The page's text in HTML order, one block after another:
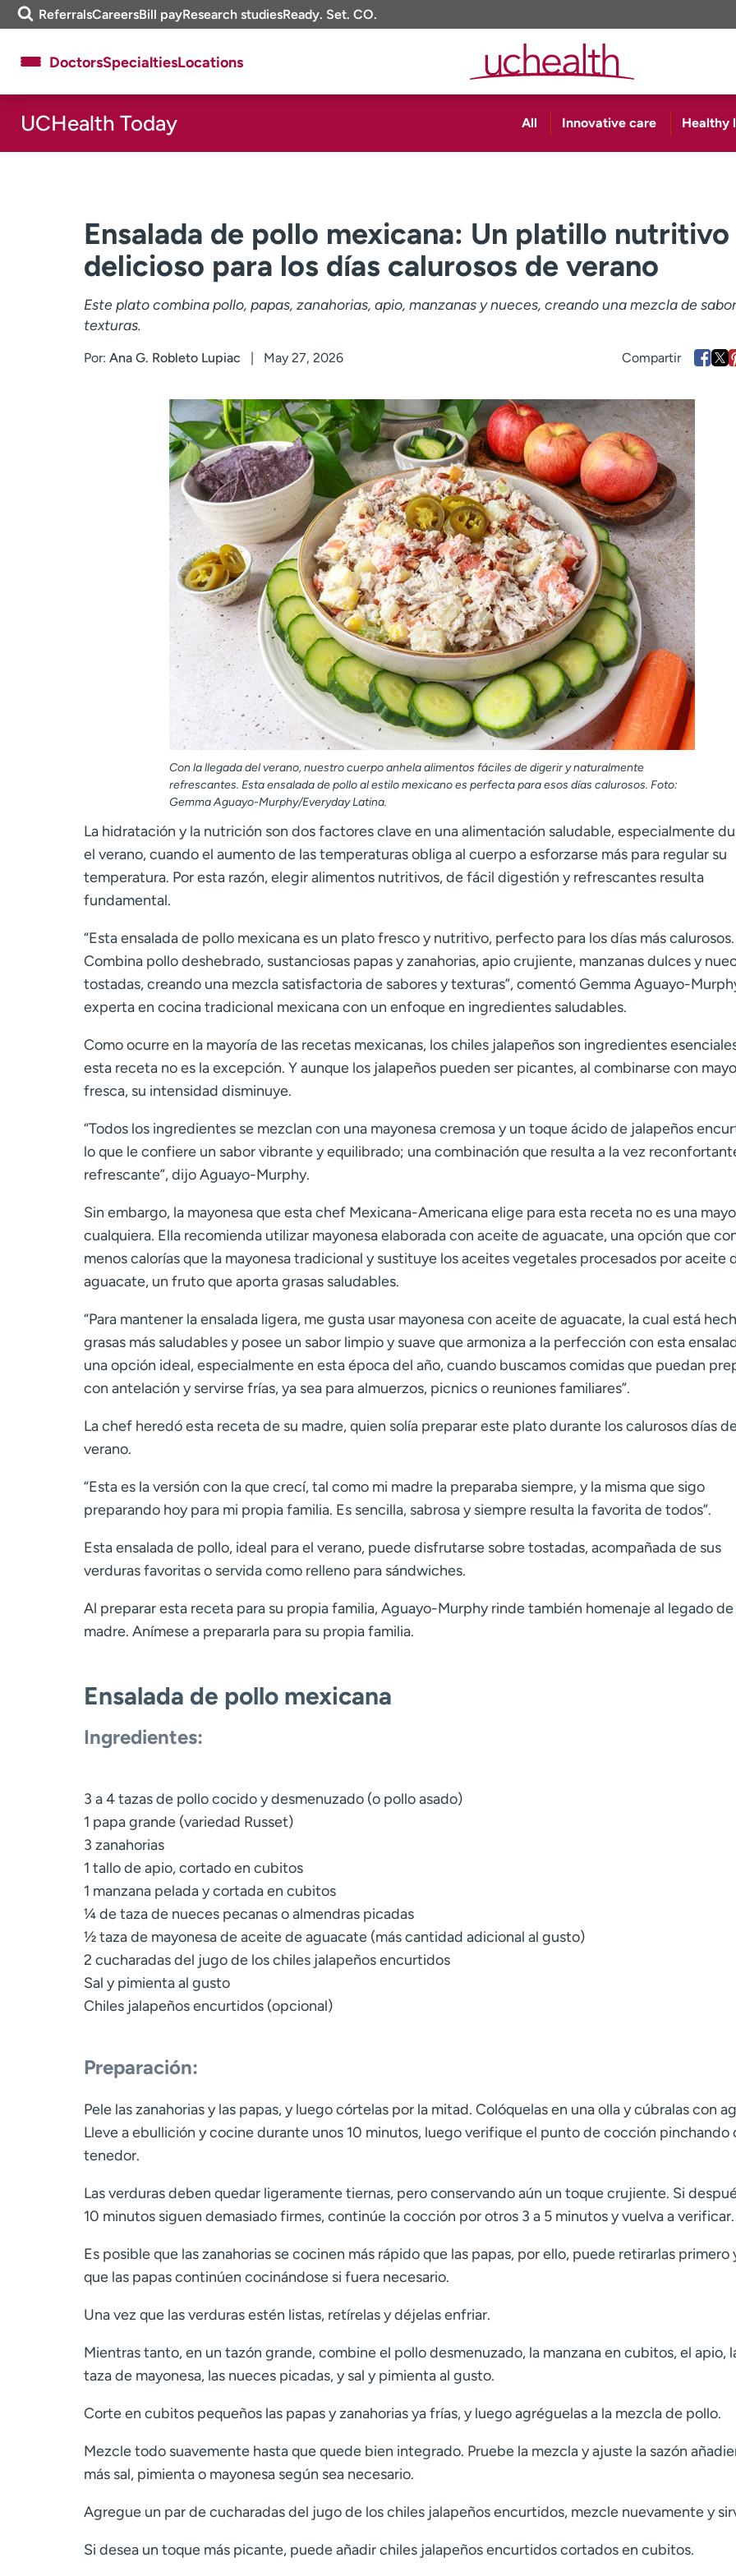
Skip
to
m
e
i
ReferralsCareersBill payResearch studiesReady. Set. CO.
About UCHealth
Ready. Set. CO.
Clinical trials
News & stories
DoctorsSpecialtiesLocations
UCHealth Today All Innovative care Healthy
Ensalada de pollo mexicana: Un platillo
delicioso para los días calurosos de verano
Este plato combina pollo, papas, zanahorias, apio, manzanas y nueces, creando una mezcla de
texturas.
Por: Ana G. Robleto Lupiac May 27, 2026
Con la llegada del verano, nuestro cuerpo anhela alimentos fáciles de digerir y naturalmente
refrescantes. Esta ensalada de pollo al estilo mexicano es perfecta para esos días calurosos. Foto:
Gemma Aguayo-Murphy/Everyday Latina.
La hidratación y la nutrición son dos factores clave en una alimentación saludable, especialmente
el verano, cuando el aumento de las temperaturas obliga al cuerpo a esforzarse más para regular su
temperatura. Por esta razón, elegir alimentos nutritivos, de fácil digestión y refrescantes resulta
fundamental.
“Esta ensalada de pollo mexicana es un plato fresco y nutritivo, perfecto para los días más calurosos.
Combina pollo deshebrado, sustanciosas papas y zanahorias, apio crujiente, manzanas dulces y
tostadas, creando una mezcla satisfactoria de sabores y texturas”, comentó Gemma Aguayo-
experta en cocina tradicional mexicana con un enfoque en ingredientes saludables.
Como ocurre en la mayoría de las recetas mexicanas, los chiles jalapeños son ingredientes
esta receta no es la excepción. Y aunque los jalapeños pueden ser picantes, al combinarse con
fresca, su intensidad disminuye.
“Todos los ingredientes se mezclan con una mayonesa cremosa y un toque ácido de jalapeños
lo que le confiere un sabor vibrante y equilibrado; una combinación que resulta a la vez
refrescante”, dijo Aguayo-Murphy.
Sin embargo, la mayonesa que esta chef Mexicana-Americana elige para esta receta no es una
cualquiera. Ella recomienda utilizar mayonesa elaborada con aceite de aguacate, una opción que
menos calorías que la mayonesa tradicional y sustituye los aceites vegetales procesados por aceite
aguacate, un fruto que aporta grasas saludables.
“Para mantener la ensalada ligera, me gusta usar mayonesa con aceite de aguacate, la cual está
grasas más saludables y posee un sabor limpio y suave que armoniza a la perfección con esta
una opción ideal, especialmente en esta época del año, cuando buscamos comidas que puedan
con antelación y servirse frías, ya sea para almuerzos, picnics o reuniones familiares”.
La chef heredó esta receta de su madre, quien solía preparar este plato durante los calurosos días
verano.
“Esta es la versión con la que crecí, tal como mi madre la preparaba siempre, y la misma que sigo
preparando hoy para mi propia familia. Es sencilla, sabrosa y siempre resulta la favorita de todos”.
Esta ensalada de pollo, ideal para el verano, puede disfrutarse sobre tostadas, acompañada de sus
verduras favoritas o servida como relleno para sándwiches.
Al preparar esta receta para su propia familia, Aguayo-Murphy rinde también homenaje al legado de
madre. Anímese a prepararla para su propia familia.
Ensalada de pollo mexicana
Ingredientes:
3 a 4 tazas de pollo cocido y desmenuzado (o pollo asado)
1 papa grande (variedad Russet)
3 zanahorias
1 tallo de apio, cortado en cubitos
1 manzana pelada y cortada en cubitos
¼ de taza de nueces pecanas o almendras picadas
½ taza de mayonesa de aceite de aguacate (más cantidad adicional al gusto)
2 cucharadas del jugo de los chiles jalapeños encurtidos
Sal y pimienta al gusto
Chiles jalapeños encurtidos (opcional)
Preparación:
Pele las zanahorias y las papas, y luego córtelas por la mitad. Colóquelas en una olla y cúbralas con
Lleve a ebullición y cocine durante unos 10 minutos, luego verifique el punto de cocción pinchando
tenedor.
Las verduras deben quedar ligeramente tiernas, pero conservando aún un toque crujiente. Si
10 minutos siguen demasiado firmes, continúe la cocción por otros 3 a 5 minutos y vuelva a verificar.
Es posible que las zanahorias se cocinen más rápido que las papas, por ello, puede retirarlas primero
que las papas continúen cocinándose si fuera necesario.
Una vez que las verduras estén listas, retírelas y déjelas enfriar.
Mientras tanto, en un tazón grande, combine el pollo desmenuzado, la manzana en cubitos, el apio,
taza de mayonesa, las nueces picadas, y sal y pimienta al gusto.
Corte en cubitos pequeños las papas y zanahorias ya frías, y luego agréguelas a la mezcla de pollo.
Mezcle todo suavemente hasta que quede bien integrado. Pruebe la mezcla y ajuste la sazón
más sal, pimienta o mayonesa según sea necesario.
Agregue un par de cucharadas del jugo de los chiles jalapeños encurtidos, mezcle nuevamente y
Si desea un toque más picante, puede añadir chiles jalapeños encurtidos cortados en cubitos.